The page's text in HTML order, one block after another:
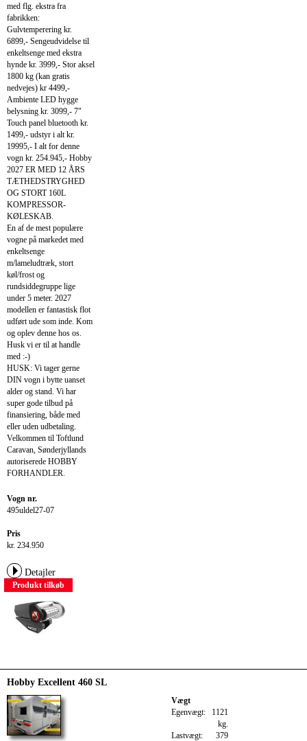
med flg. ekstra fra
fabrikken:
Gulvtemperering kr.
6899,- Sengeudvidelse til
enkeltsenge med ekstra
hynde kr. 3999,- Stor aksel
1800 kg (kan gratis
nedvejes) kr 4499,-
Ambiente LED hygge
belysning kr. 3099,- 7"
Touch panel bluetooth kr.
1499,- udstyr i alt kr.
19995,- I alt for denne
vogn kr. 254.945,- Hobby
2027 ER MED 12 ÅRS
TÆTHEDSTRYGHED
OG STORT 160L
KOMPRESSOR-
KØLESKAB.
En af de mest populære
vogne på markedet med
enkeltsenge
m/lameludtræk, stort
køl/frost og
rundsiddegruppe lige
under 5 meter. 2027
modellen er fantastisk flot
udført ude som inde. Kom
og oplev denne hos os.
Husk vi er til at handle
med :-)
HUSK: Vi tager gerne
DIN vogn i bytte uanset
alder og stand. Vi har
super gode tilbud på
finansiering, både med
eller uden udbetaling.
Velkommen til Toftlund
Caravan, Sønderjyllands
autoriserede HOBBY
FORHANDLER.
Vogn nr.
495uldel27-07
Pris
kr. 234.950
Detajler
Produkt tilkøb
Hobby Excellent 460 SL
Vægt
Egenvægt: 1121
kg.
Lastvægt:
379